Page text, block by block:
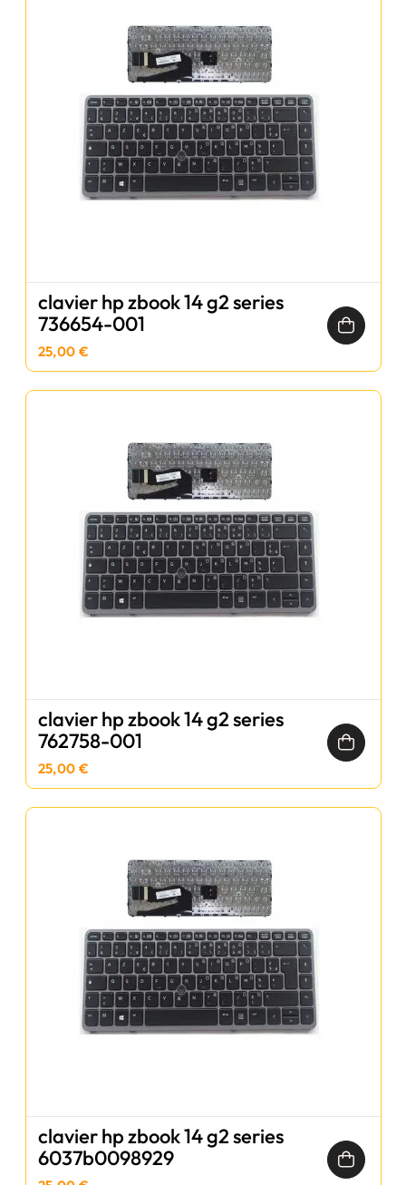
clavier hp zbook 14 g2 series
736654-001
25,00 €
clavier hp zbook 14 g2 series
762758-001
25,00 €
clavier hp zbook 14 g2 series
6037b0098929